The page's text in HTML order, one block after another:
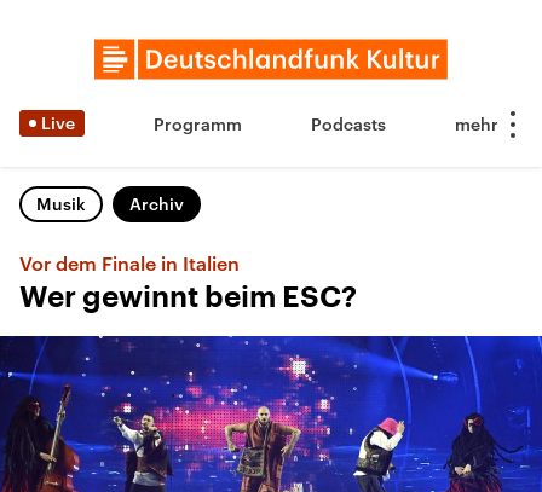
Live Programm Podcasts
Musik Archiv
Vor dem Finale in Italien
Wer gewinnt beim ESC?